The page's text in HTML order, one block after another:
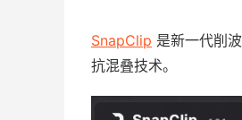
SnapClip 是新一代削
抗混叠技术。